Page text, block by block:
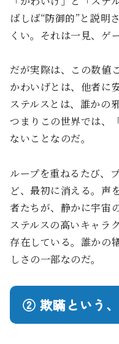
ばしば“防御的”と説明
くい。それは一見、ゲ
だが実際は、この数値
かわいげとは、他者に
ステルスとは、誰かの
つまりこの世界では、
ないことなのだ。
ループを重ねるたび、
ど、最初に消える。声
者たちが、静かに宇宙
ステルスの高いキャラ
存在している。誰かの
しさの一部なのだ。
② 欺瞞という